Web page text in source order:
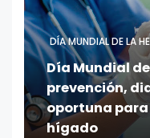
DÍA MUNDIAL DE LA
Día Mundial
prevención,
oportuna
hígado